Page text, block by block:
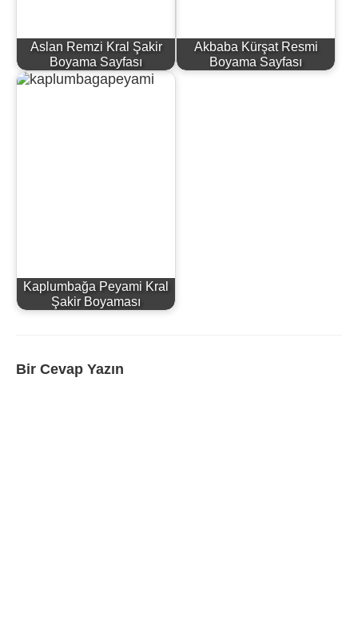
Aslan Remzi Kral Şakir
Boyama Sayfası
Akbaba Kürşat Resmi
Boyama Sayfası
Kaplumbağa Peyami Kral
Şakir Boyaması
Bir Cevap Yazın